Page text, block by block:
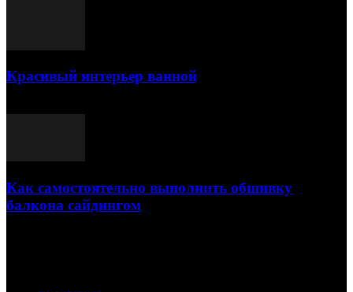
Красивый интерьер ванной
Как самостоятельно выполнить обшивку
балкона сайдингом